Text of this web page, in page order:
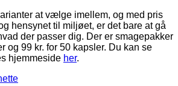
at vælge imellem, og med pris
hensynet til miljøet, er det bare at gå
der passer dig. Der er smagepakker
og 99 kr. for 50 kapsler. Du kan se
hjemmeside her.